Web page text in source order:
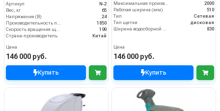
Артикул
N-2
Вес, кг
65
Напряжение (В)
24
1850
190
Страна-производитель
Китай
Цена
146 000 руб.
Купить
2000
Рабочая ширина (мм)
510
Тип
Сетевая
Тип щетки
дисковая
830
Цена
146 000 руб.
Купить